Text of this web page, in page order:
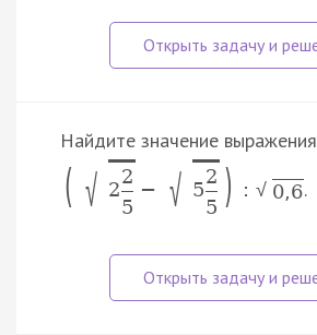
Найдите значение выражения
( √ 2
2
5
− √ 5
2
5 ) : √ 0,6.